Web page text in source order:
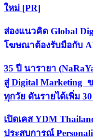
ใหม่ [PR]
ส่องแนวคิด Global
โฆษณาต้องรับมือกับ
35 ปี นารายา
สู่ Digital Marketing
ทุกวัย ดันรายได้เพิ่ม
เปิดเคส YDM
ประสบการณ์